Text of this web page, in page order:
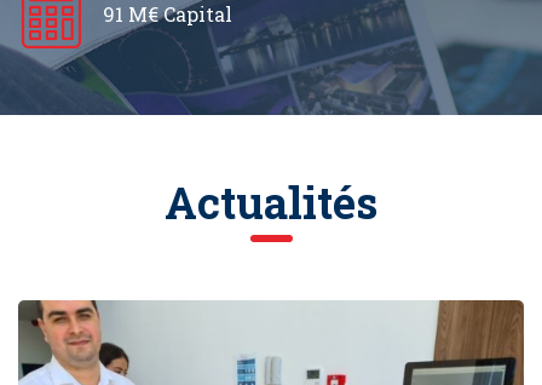
91 M€ Capital
Actualités